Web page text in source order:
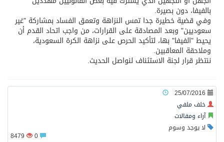
بالفيفا، دون بصيرة.
وفي قضية خطيرة جدا تمس النزاهة وتعمق الفساد بمشاركة "غير
سعوديين" وبعد المصادقة على القرارات، من واجب اتحاد القدم أن
يحيط "الفيفا" بها، لتأكيد الحرص على نزاهة الكرة السعودية،
وملاحقة المعاقبين.
ننتظر قرار لجنة الاستئناف لنواصل الحديث.
25/07/2016
خلف ملفي
آراء ومقالات
لا يوجد وسوم
8479